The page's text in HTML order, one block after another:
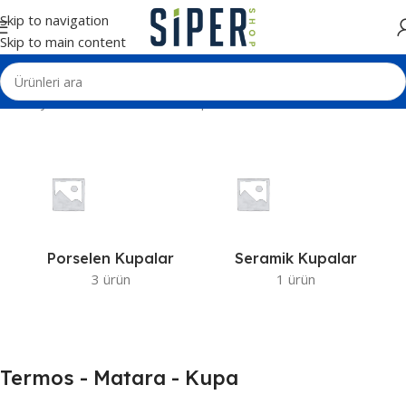
Skip to navigation
Skip to main content
Ana Sayfa Termos - Matara - Kupa
Porselen Kupalar
3 ürün
Seramik Kupalar
1 ürün
Termos - Matara - Kupa